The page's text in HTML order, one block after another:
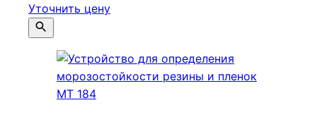
Уточнить цену